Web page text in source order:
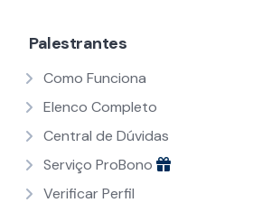
Palestrantes
Como Funciona
Elenco Completo
Central de Dúvidas
Serviço ProBono
Verificar Perfil